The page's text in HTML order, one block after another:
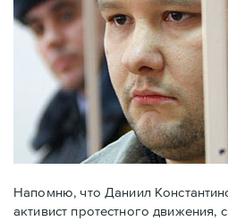
Напомню, что Даниил
активист протестного движения,